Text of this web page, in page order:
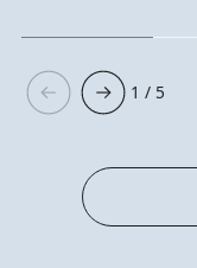
1 / 5